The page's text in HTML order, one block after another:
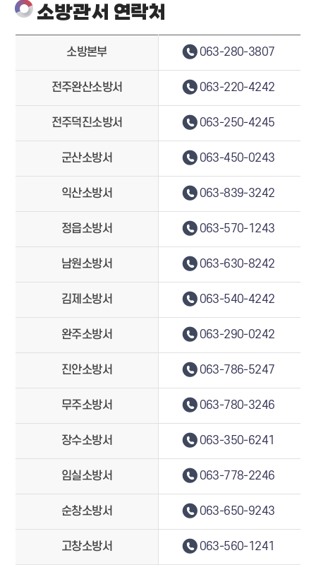
소방관서 연락처
소방본부 063-280-3807
전주완산소방서 063-220-4242
전주덕진소방서 063-250-4245
군산소방서 063-450-0243
익산소방서 063-839-3242
정읍소방서 063-570-1243
남원소방서 063-630-8242
김제소방서 063-540-4242
완주소방서 063-290-0242
진안소방서 063-786-5247
무주소방서 063-780-3246
장수소방서 063-350-6241
임실소방서 063-778-2246
순창소방서 063-650-9243
고창소방서 063-560-1241